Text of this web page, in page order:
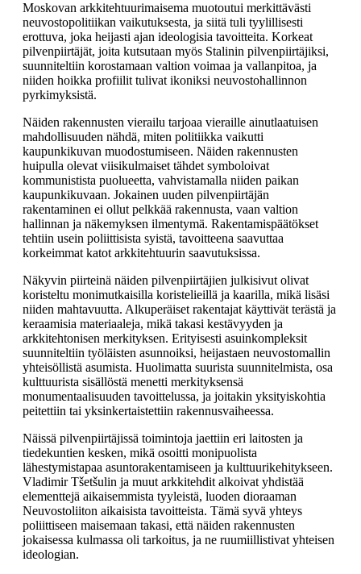
Moskovan arkkitehtuurimaisema muotoutui merkittävästi
neuvostopolitiikan vaikutuksesta, ja siitä tuli tyylillisesti
erottuva, joka heijasti ajan ideologisia tavoitteita. Korkeat
pilvenpiirtäjät, joita kutsutaan myös Stalinin pilvenpiirtäjiksi,
suunniteltiin korostamaan valtion voimaa ja vallanpitoa, ja
niiden hoikka profiilit tulivat ikoniksi neuvostohallinnon
pyrkimyksistä.
Näiden rakennusten vierailu tarjoaa vieraille ainutlaatuisen
mahdollisuuden nähdä, miten politiikka vaikutti
kaupunkikuvan muodostumiseen. Näiden rakennusten
huipulla olevat viisikulmaiset tähdet symboloivat
kommunistista puolueetta, vahvistamalla niiden paikan
kaupunkikuvaan. Jokainen uuden pilvenpiirtäjän
rakentaminen ei ollut pelkkää rakennusta, vaan valtion
hallinnan ja näkemyksen ilmentymä. Rakentamispäätökset
tehtiin usein poliittisista syistä, tavoitteena saavuttaa
korkeimmat katot arkkitehtuurin saavutuksissa.
Näkyvin piirteinä näiden pilvenpiirtäjien julkisivut olivat
koristeltu monimutkaisilla koristelieillä ja kaarilla, mikä lisäsi
niiden mahtavuutta. Alkuperäiset rakentajat käyttivät terästä ja
keraamisia materiaaleja, mikä takasi kestävyyden ja
arkkitehtonisen merkityksen. Erityisesti asuinkompleksit
suunniteltiin työläisten asunnoiksi, heijastaen neuvostomallin
yhteisöllistä asumista. Huolimatta suurista suunnitelmista, osa
kulttuurista sisällöstä menetti merkityksensä
monumentaalisuuden tavoittelussa, ja joitakin yksityiskohtia
peitettiin tai yksinkertaistettiin rakennusvaiheessa.
Näissä pilvenpiirtäjissä toimintoja jaettiin eri laitosten ja
tiedekuntien kesken, mikä osoitti monipuolista
lähestymistapaa asuntorakentamiseen ja kulttuurikehitykseen.
Vladimir Tšetšulin ja muut arkkitehdit alkoivat yhdistää
elementtejä aikaisemmista tyyleistä, luoden dioraaman
Neuvostoliiton aikaisista tavoitteista. Tämä syvä yhteys
poliittiseen maisemaan takasi, että näiden rakennusten
jokaisessa kulmassa oli tarkoitus, ja ne ruumiillistivat yhteisen
ideologian.